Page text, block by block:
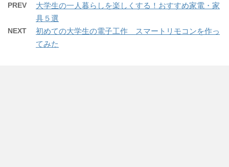
PREV
大学生の一人暮らしを楽しくする！おすすめ家電・家
具５選
NEXT
初めての大学生の電子工作 スマートリモコンを作っ
てみた